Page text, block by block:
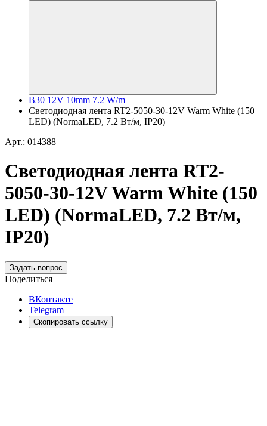
B30 12V 10mm 7.2 W/m
Светодиодная лента RT2-5050-30-12V Warm White (150
LED) (NormaLED, 7.2 Вт/м, IP20)
Арт.: 014388
Светодиодная лента RT2-
5050-30-12V Warm White (150
LED) (NormaLED, 7.2 Вт/м,
IP20)
Задать вопрос
Поделиться
ВКонтакте
Telegram
Скопировать ссылку